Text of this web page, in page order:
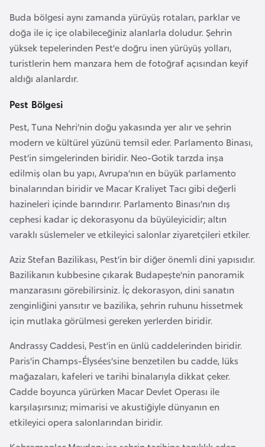
Buda bölgesi aynı zamanda yürüyüş rotaları, parklar ve
doğa ile iç içe olabileceğiniz alanlarla doludur. Şehrin
yüksek tepelerinden Pest’e doğru inen yürüyüş yolları,
turistlerin hem manzara hem de fotoğraf açısından keyif
aldığı alanlardır.
Pest Bölgesi
Pest, Tuna Nehri’nin doğu yakasında yer alır ve şehrin
modern ve kültürel yüzünü temsil eder. Parlamento Binası,
Pest’in simgelerinden biridir. Neo-Gotik tarzda inşa
edilmiş olan bu yapı, Avrupa’nın en büyük parlamento
binalarından biridir ve Macar Kraliyet Tacı gibi değerli
hazineleri içinde barındırır. Parlamento Binası’nın dış
cephesi kadar iç dekorasyonu da büyüleyicidir; altın
varaklı süslemeler ve etkileyici salonlar ziyaretçileri etkiler.
Aziz Stefan Bazilikası, Pest’in bir diğer önemli dini yapısıdır.
Bazilikanın kubbesine çıkarak Budapeşte’nin panoramik
manzarasını görebilirsiniz. İç dekorasyon, dini sanatın
zenginliğini yansıtır ve bazilika, şehrin ruhunu hissetmek
için mutlaka görülmesi gereken yerlerden biridir.
Andrassy Caddesi, Pest’in en ünlü caddelerinden biridir.
Paris’in Champs-Élysées’sine benzetilen bu cadde, lüks
mağazaları, kafeleri ve tarihi binalarıyla dikkat çeker.
Cadde boyunca yürürken Macar Devlet Operası ile
karşılaşırsınız; mimarisi ve akustiğiyle dünyanın en
etkileyici opera salonlarından biridir.
B
e
l
ç
i
a
B
e
n
i
n
B
s
n
a
H
e
r
s
e
k
B
u